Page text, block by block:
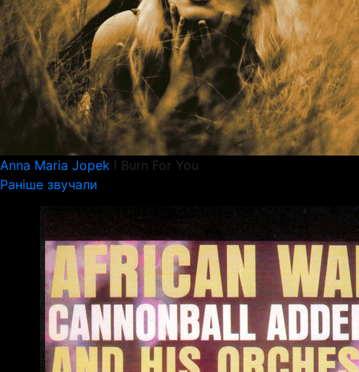
Anna Maria Jopek I Burn For You
Раніше звучали